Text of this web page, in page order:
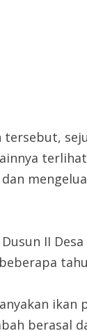
tersebut,
II
ikan
berasal